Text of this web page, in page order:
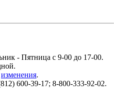
- Пятница с 9-00 до 17-00.
изменения.
600-39-17; 8-800-333-92-02.